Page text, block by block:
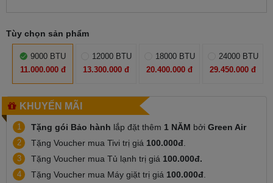
Tùy chọn sản phẩm
9000 BTU
11.000.000 đ
12000 BTU
13.300.000 đ
18000 BTU
20.400.000 đ
24000 BTU
29.450.000 đ
KHUYẾN MÃI
1 Tặng gói Bảo hành lắp đặt thêm 1 NĂM bởi Green Air
2 Tặng Voucher mua Tivi trị giá 100.000đ
3 Tặng Voucher mua Tủ lạnh trị giá 100.000đ.
4 Tặng Voucher mua Máy giặt trị giá 100.000đ